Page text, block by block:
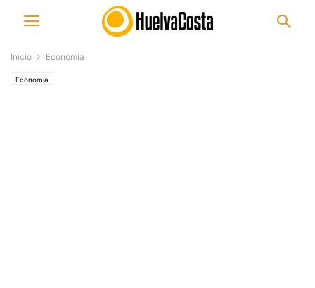
Inicio Economía
Economía